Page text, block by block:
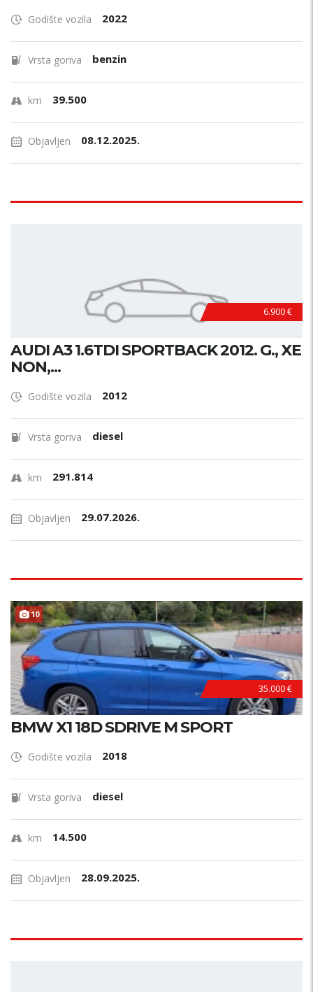
Godište vozila 2022
Vrsta goriva benzin
km 39.500
Objavljen 08.12.2025.
6.900 €
AUDI A3 1.6TDI SPORTBACK 2012. G., XE
NON,...
Godište vozila 2012
Vrsta goriva diesel
km 291.814
Objavljen 29.07.2026.
10 TOP STANJE !
35.000 €
BMW X1 18D SDRIVE M SPORT
Godište vozila 2018
Vrsta goriva diesel
km 14.500
Objavljen 28.09.2025.